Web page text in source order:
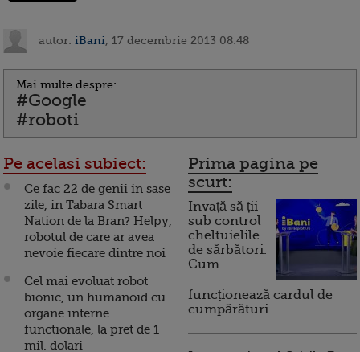
autor: iBani , 17 decembrie 2013 08:48
Mai multe despre:
#Google
#roboti
Pe acelasi subiect:
Ce fac 22 de genii in sase
zile, in Tabara Smart
Nation de la Bran? Helpy,
robotul de care ar avea
nevoie fiecare dintre noi
Cel mai evoluat robot
bionic, un humanoid cu
organe interne
functionale, la pret de 1
mil. dolari
Prima pagina pe
scurt:
Invață să ții
sub control
cheltuielile
de sărbători.
Cum
funcționează cardul de
cumpărături